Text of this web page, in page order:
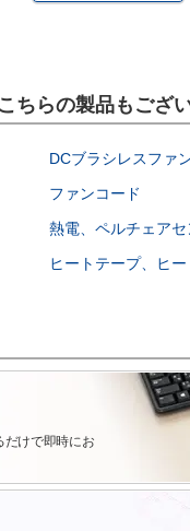
らの製品もござい
DCブラシレスファ
ファンコード
熱電、ペルチェアセ
ヒートテープ、ヒ
だけで即時にお